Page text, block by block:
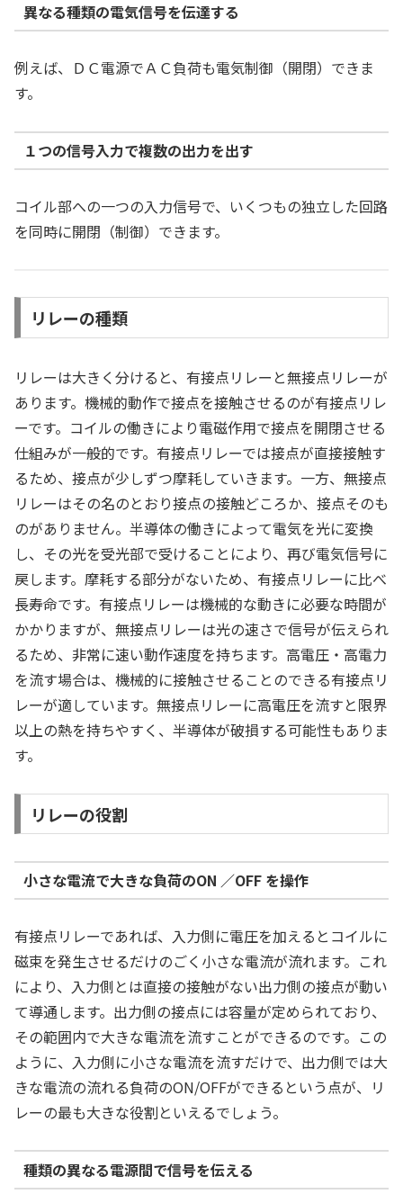
異なる種類の電気信号を伝達する
例えば、ＤＣ電源でＡＣ負荷も電気制御（開閉）できま
す。
１つの信号入力で複数の出力を出す
コイル部への一つの入力信号で、いくつもの独立した回路
を同時に開閉（制御）できます。
リレーの種類
リレーは大きく分けると、有接点リレーと無接点リレーが
あります。機械的動作で接点を接触させるのが有接点リレ
ーです。コイルの働きにより電磁作用で接点を開閉させる
仕組みが一般的です。有接点リレーでは接点が直接接触す
るため、接点が少しずつ摩耗していきます。一方、無接点
リレーはその名のとおり接点の接触どころか、接点そのも
のがありません。半導体の働きによって電気を光に変換
し、その光を受光部で受けることにより、再び電気信号に
戻します。摩耗する部分がないため、有接点リレーに比べ
長寿命です。有接点リレーは機械的な動きに必要な時間が
かかりますが、無接点リレーは光の速さで信号が伝えられ
るため、非常に速い動作速度を持ちます。高電圧・高電力
を流す場合は、機械的に接触させることのできる有接点リ
レーが適しています。無接点リレーに高電圧を流すと限界
以上の熱を持ちやすく、半導体が破損する可能性もありま
す。
リレーの役割
小さな電流で大きな負荷のON ／OFF を操作
有接点リレーであれば、入力側に電圧を加えるとコイルに
磁束を発生させるだけのごく小さな電流が流れます。これ
により、入力側とは直接の接触がない出力側の接点が動い
て導通します。出力側の接点には容量が定められており、
その範囲内で大きな電流を流すことができるのです。この
ように、入力側に小さな電流を流すだけで、出力側では大
きな電流の流れる負荷のON/OFFができるという点が、リ
レーの最も大きな役割といえるでしょう。
種類の異なる電源間で信号を伝える